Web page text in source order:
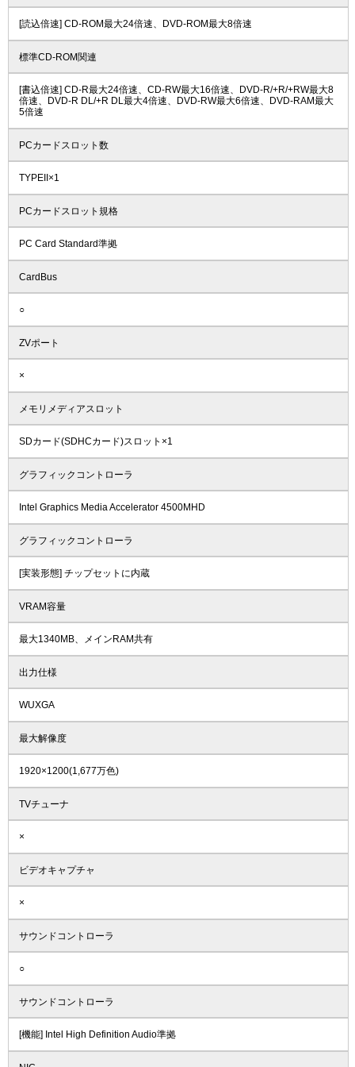
[読込倍速] CD-ROM最大24倍速、DVD-ROM最大8倍速
標準CD-ROM関連
[書込倍速] CD-R最大24倍速、CD-RW最大16倍速、DVD-R/+R/+RW最大8
倍速、DVD-R DL/+R DL最大4倍速、DVD-RW最大6倍速、DVD-RAM最大
5倍速
PCカードスロット数
TYPEII×1
PCカードスロット規格
PC Card Standard準拠
CardBus
○
ZVポート
×
メモリメディアスロット
SDカード(SDHCカード)スロット×1
グラフィックコントローラ
Intel Graphics Media Accelerator 4500MHD
グラフィックコントローラ
[実装形態] チップセットに内蔵
VRAM容量
最大1340MB、メインRAM共有
出力仕様
WUXGA
最大解像度
1920×1200(1,677万色)
TVチューナ
×
ビデオキャプチャ
×
サウンドコントローラ
○
サウンドコントローラ
[機能] Intel High Definition Audio準拠